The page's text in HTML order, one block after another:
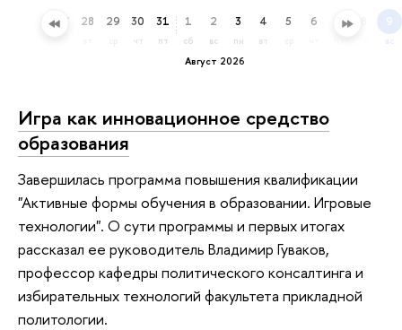
27 28 29 30
чт
31
пт
Август 2026
1
сб
2
вс
3
пн
4
вт
5 6 7 9
вс
Игра как инновационное средство
образования
Завершилась программа повышения квалификации
"Активные формы обучения в образовании. Игровые
технологии". О сути программы и первых итогах
рассказал ее руководитель Владимир Гуваков,
профессор кафедры политического консалтинга и
избирательных технологий факультета прикладной
политологии.